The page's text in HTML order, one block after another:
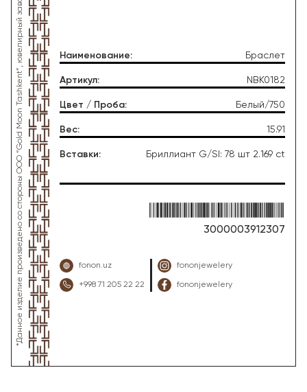
*Данное изделие произведено со стороны OOO “Gold Moon Tashkent”, ювелирный завод “FONON zargarlik uyi” Наименование: Браслет
Артикул: NBK0182
Цвет / Проба: Белый/750
Вес: 15.91
Вставки: Бриллиант G/SI: 78 шт 2.169 ct
3000003912307
fonon.uz
+998 71 205 22 22
fononjewelery
fononjewelery